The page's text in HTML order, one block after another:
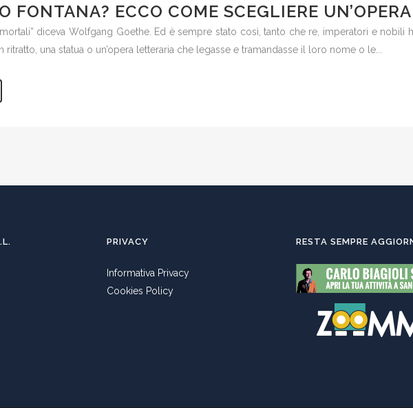
FONTANA? ECCO COME SCEGLIERE UN’OPERA
diceva Wolfgang Goethe. Ed è sempre stato così, tanto che re, imperatori e
ritratto, una statua o un’opera letteraria che legasse e tramandasse il loro nome o le...
PRIVACY
Informativa Privacy
Cookies Policy
RESTA SEMPRE